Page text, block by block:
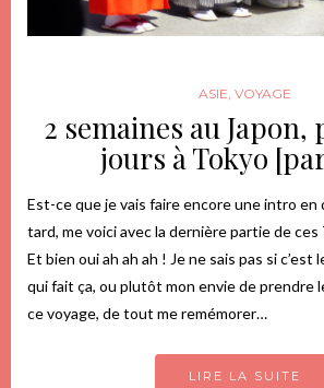
ASIE VOYAGE
2 semaines au Japon,
jours à Tokyo
Est-ce que je vais faire encore une intro en
tard, me voici avec la dernière partie de ces
Et bien oui ah ah ah ! Je ne sais pas si c’est
qui fait ça, ou plutôt mon envie de prendre
ce voyage, de tout me remémorer…
LIRE LA SUITE